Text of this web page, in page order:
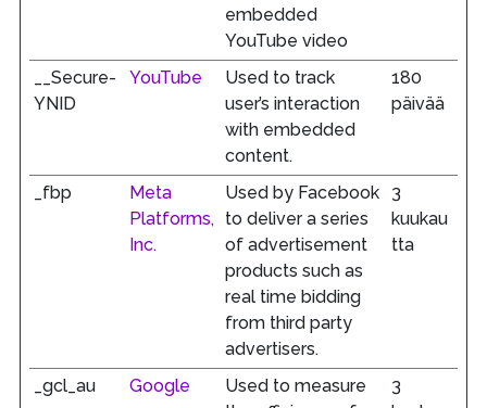
embedded
YouTube video
__Secure-
YNID
YouTube
Used to track
user’s interaction
with embedded
content.
180
päivää
_fbp
Meta
Platforms,
Inc.
Used by Facebook
to deliver a series
of advertisement
products such as
real time bidding
from third party
advertisers.
3
kuukau
tta
_gcl_au Google
Used to measure
3